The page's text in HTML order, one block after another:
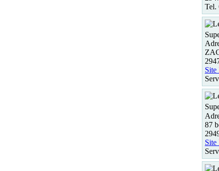
Tel.
Site
87
Site